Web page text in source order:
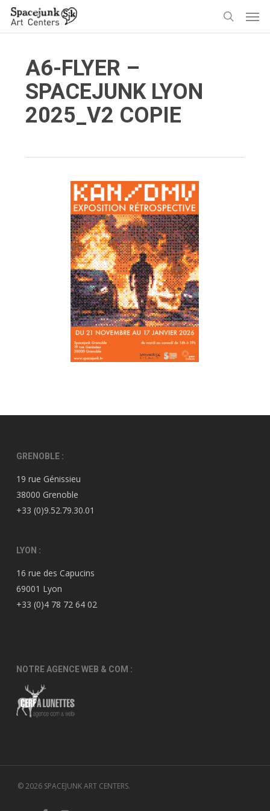
Skip
A6-FLYER –
SPACEJUNK LYON
2025_V2 COPIE
GRENOBLE :
19 rue Génissieu
38000 Grenoble
+33 (0)9.52.79.30.01
LYON :
16 rue des Capucins
69001 Lyon
+33 (0)4 78 72 64 02
NOTRE AGENCE WEB & COM :
© 2026 SPACEJUNK ART CENTERS.